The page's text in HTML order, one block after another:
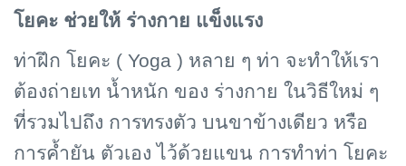
โยคะ ช่วยให้ ร่างกาย แข็งแรง
ท่าฝึก โยคะ ( Yoga ) หลาย ๆ ท่า จะทำให้เรา
ต้องถ่ายเท น้ำหนัก ของ ร่างกาย ในวิธีใหม่ ๆ
ที่รวมไปถึง การทรงตัว บนขาข้างเดียว หรือ
การค้ำยัน ตัวเอง ไว้ด้วยแขน การทำท่า โยคะ